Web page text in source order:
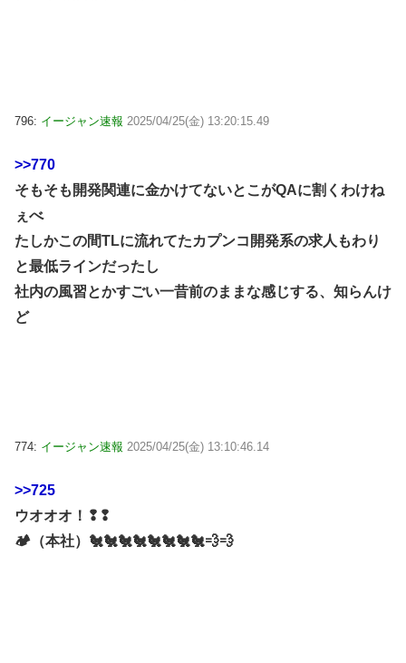
796: イージャン速報 2025/04/25(金) 13:20:15.49
>>770
そもそも開発関連に金かけてないとこがQAに割くわけね
ぇべ
たしかこの間TLに流れてたカプンコ開発系の求人もわり
と最低ラインだったし
社内の風習とかすごい一昔前のままな感じする、知らんけ
ど
774: イージャン速報 2025/04/25(金) 13:10:46.14
>>725
ウオオオ！❢❢
🏕（本社）🐔🐔🐔🐔🐔🐔🐔🐔💨💨